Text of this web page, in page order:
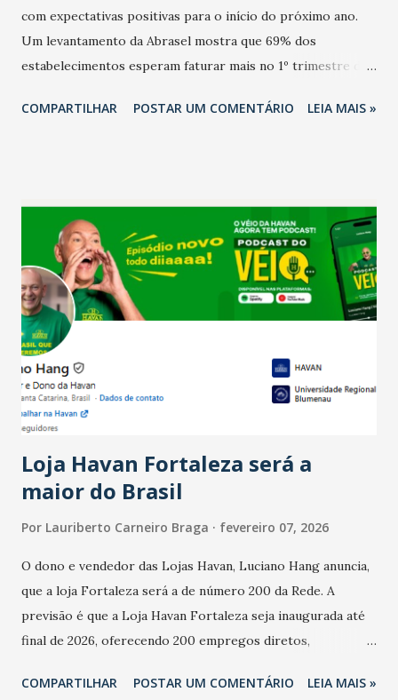
com expectativas positivas para o início do próximo ano.
Um levantamento da Abrasel mostra que 69% dos
estabelecimentos esperam faturar mais no 1º trimestre de
relação ao último trimestre deste ano, 56% também
confraternizações de fim de ano e pelo pagamento do 13º
Salário para um número maior de trabalhadores, já que o
país tem a menor taxa de desemprego dos anos recentes.
Ainda segundo a Pesquisa, em novembro de 2025, 40% dos
bares e restaurantes operaram com lucro e outros 40%
registraram equilíbrio financeiro. Já o percentual de
estabelecimentos no prejuízo ficou em 19%, pouco abaixo
do observado no mês anterior. Outros 1% não existiam em
novembro. Em relação a outubro, o faturamento também
COMPARTILHAR POSTAR UM COMENTÁRIO LEIA MAIS »
Loja Havan Fortaleza será a
maior do Brasil
Por Lauriberto Carneiro Braga fevereiro 07, 2026
O dono e vendedor das Lojas Havan, Luciano Hang anuncia,
que a loja Fortaleza será a de número 200 da Rede. A
previsão é que a Loja Havan Fortaleza seja inaugurada até
final de 2026, oferecendo 200 empregos diretos,
Havan Fortaleza ainda não foi anunciada oficialmente, mas
COMPARTILHAR POSTAR UM COMENTÁRIO LEIA MAIS »